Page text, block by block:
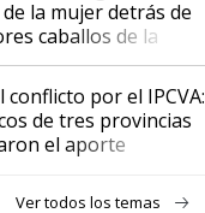
la mujer detrás de
caballos de la
y los mitos que
sufrir a estos
"Mientras me
yo seguí
currículum"
conflicto por el IPCVA:
de tres provincias
el aporte
Ver todos los temas